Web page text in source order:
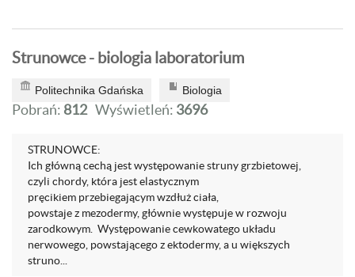
Strunowce - biologia laboratorium
Politechnika Gdańska Biologia
Pobrań: 812 Wyświetleń: 3696
STRUNOWCE:
Ich główną cechą jest występowanie struny grzbietowej,
czyli chordy, która jest elastycznym
pręcikiem przebiegającym wzdłuż ciała,
powstaje z mezodermy, głównie występuje w rozwoju
zarodkowym. Występowanie cewkowatego układu
nerwowego, powstającego z ektodermy, a u większych
struno...